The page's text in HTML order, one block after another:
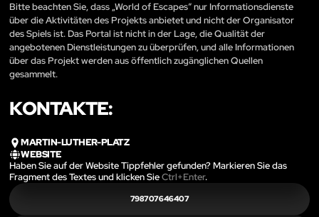
Bitte beachten Sie, dass „World of Escapes“ nur Informationsdienste
über die Aktivitäten des Projekts anbietet und nicht der Organisator
des Spiels ist. Das Portal ist nicht in der Lage, die Qualität der
angebotenen Dienstleistungen zu überprüfen, und alle Informationen
über das Projekt werden aus öffentlich zugänglichen Quellen
gesammelt.
KONTAKTE:
MARTIN-LUTHER-PLATZ
WEBSITE
Haben Sie auf der Website Tippfehler gefunden? Markieren Sie das
Fragment des Textes und klicken SieCtrl+Enter.
798707646407